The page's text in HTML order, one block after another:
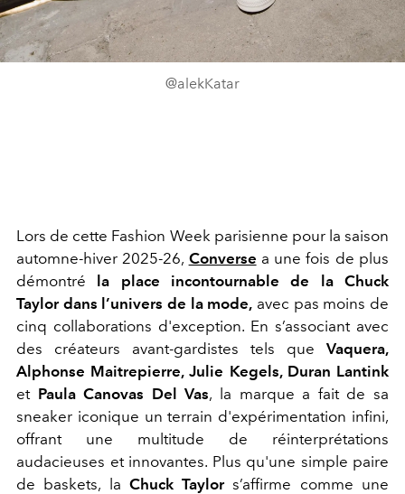
@alekKatar
Lors de cette Fashion Week parisienne pour la saison
automne-hiver 2025-26, Converse a une fois de plus
démontré la place incontournable de la Chuck
Taylor dans l’univers de la mode, avec pas moins de
cinq collaborations d'exception. En s’associant avec
des créateurs avant-gardistes tels que Vaquera,
Alphonse Maitrepierre, Julie Kegels, Duran Lantink
et Paula Canovas Del Vas, la marque a fait de sa
sneaker iconique un terrain d'expérimentation infini,
offrant une multitude de réinterprétations
audacieuses et innovantes. Plus qu'une simple paire
de baskets, la Chuck Taylors’affirme comme une